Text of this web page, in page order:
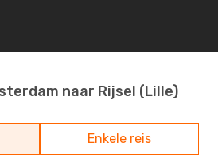
naar Rijsel (Lille)
Enkele reis